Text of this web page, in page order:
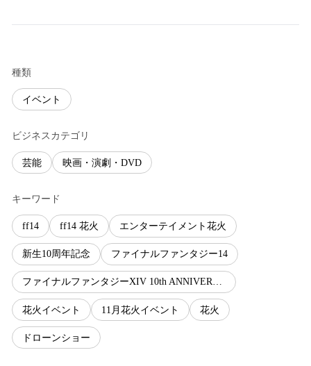
種類
イベント
ビジネスカテゴリ
芸能 映画・演劇・DVD
キーワード
ff14 ff14 花火 エンターテイメント花火
新生10周年記念 ファイナルファンタジー14
ファイナルファンタジーXIV 10th ANNIVERSARY FIREWORKS & MUSIC
花火イベント 11月花火イベント 花火
ドローンショー